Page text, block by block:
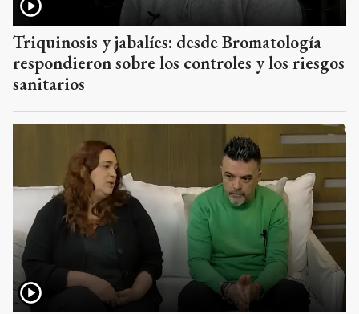
Triquinosis y jabalíes: desde Bromatología
respondieron sobre los controles y los riesgos
sanitarios